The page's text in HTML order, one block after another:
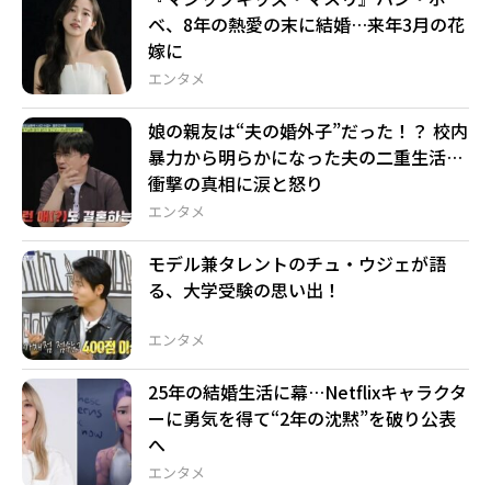
エンタメ
ベ、8年の熱愛の末に結婚…来年3月の花
嫁に
エンタメ
娘の親友は“夫の婚外子”だった！？ 校内
暴力から明らかになった夫の二重生活…
衝撃の真相に涙と怒り
エンタメ
モデル兼タレントのチュ・ウジェが語
る、大学受験の思い出！
エンタメ
25年の結婚生活に幕…Netflixキャラクタ
ーに勇気を得て“2年の沈黙”を破り公表
へ